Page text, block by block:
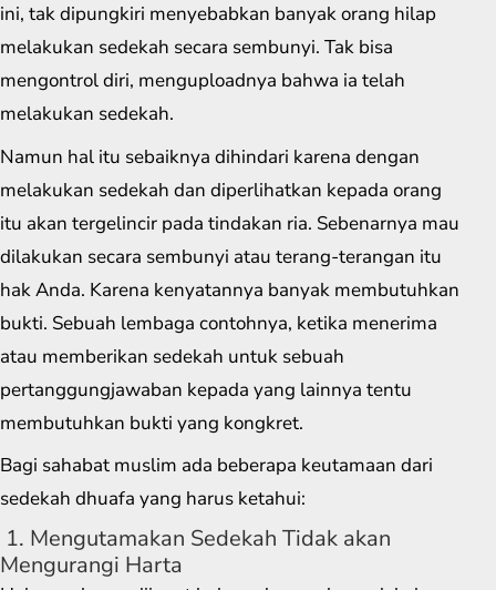
ini, tak dipungkiri menyebabkan banyak orang hilap
melakukan sedekah secara sembunyi. Tak bisa
mengontrol diri, menguploadnya bahwa ia telah
melakukan sedekah.
Namun hal itu sebaiknya dihindari karena dengan
melakukan sedekah dan diperlihatkan kepada orang
itu akan tergelincir pada tindakan ria. Sebenarnya mau
dilakukan secara sembunyi atau terang-terangan itu
hak Anda. Karena kenyatannya banyak membutuhkan
bukti. Sebuah lembaga contohnya, ketika menerima
atau memberikan sedekah untuk sebuah
pertanggungjawaban kepada yang lainnya tentu
membutuhkan bukti yang kongkret.
Bagi sahabat muslim ada beberapa keutamaan dari
sedekah dhuafa yang harus ketahui:
1. Mengutamakan Sedekah Tidak akan
Mengurangi Harta